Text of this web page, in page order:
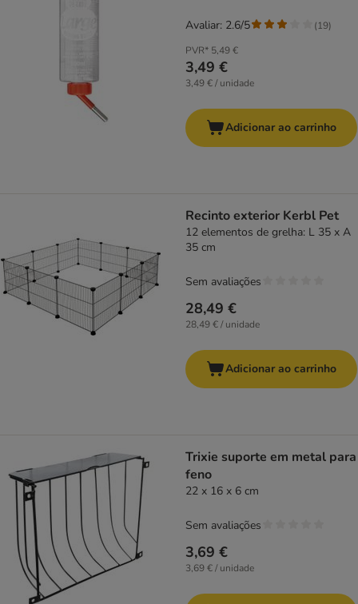
PVR* 5,49 €
3,49 €
3,49 € / unidade
Avaliar: 2.6/5 (19)
Adicionar ao carrinho
Recinto exterior Kerbl Pet
12 elementos de grelha: L 35 x A
35 cm
28,49 €
28,49 € / unidade
Sem avaliações
Adicionar ao carrinho
Trixie suporte em metal para
feno
22 x 16 x 6 cm
3,69 €
3,69 € / unidade
Sem avaliações